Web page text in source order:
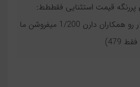
قیمت استثنایی فقططط:
479000 (دوستان اینکار رو همکاران دارن 1/200 میفروشن ما
479)